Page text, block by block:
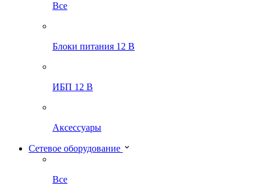
Все
Блоки питания 12 В
ИБП 12 В
Аксессуары
Сетевое оборудование
Все